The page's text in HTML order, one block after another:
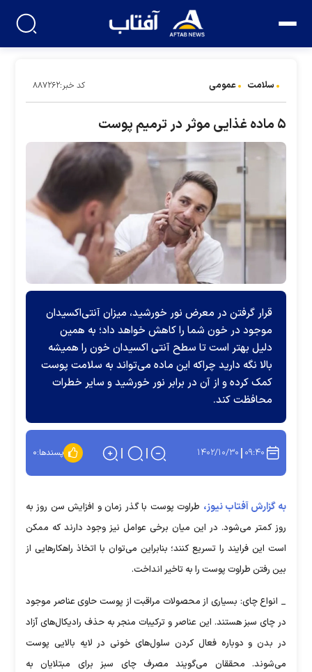
سلامت عمومی کد خبر:۸۸۷۲۶۲
۵ ماده غذایی موثر در ترمیم پوست
قرار گرفتن در معرض نور خورشید، میزان آنتی‌اکسیدان
موجود در خون شما را کاهش خواهد داد؛ به همین
دلیل بهتر است تا سطح آنتی اکسیدان خون را همیشه
بالا نگه دارید چراکه این ماده می‌تواند به سلامت پوست
کمک کرده و از آن در برابر نور خورشید و سایر خطرات
محافظت کند.
۰۹:۴۰ ۱۴۰۲/۱۰/۳۰ پسندها:۰
به گزارش آفتاب نیوز، طراوت پوست با گذر زمان و افزایش سن روز به
روز کمتر می‌شود. در این میان برخی عوامل نیز وجود دارند که ممکن
است این فرایند را تسریع کنند؛ بنابراین می‌توان با اتخاذ راهکارهایی از
بین رفتن طراوت پوست را به تاخیر انداخت.
_ انواع چای: بسیاری از محصولات مراقبت از پوست حاوی عناصر موجود
در چای سبز هستند. این عناصر و ترکیبات منجر به حذف رادیکال‌های آزاد
در بدن و دوباره فعال کردن سلول‌های خونی در لایه بالایی پوست
می‌شوند. محققان می‌گویند مصرف چای سبز برای مبتلایان به